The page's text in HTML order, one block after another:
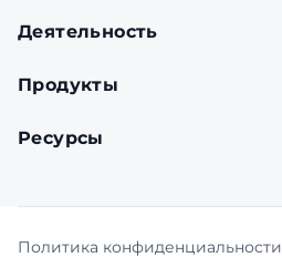
Деятельность
Продукты
Ресурсы
Политика конфиденциальности